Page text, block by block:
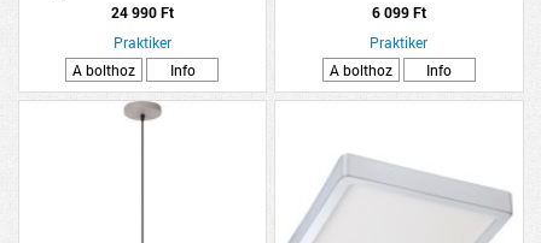
24 990 Ft
Praktiker
A bolthoz
Info
6 099 Ft
Praktiker
A bolthoz
Info